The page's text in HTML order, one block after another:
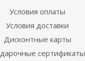
Условия оплаты
Условия доставки
Дисконтные карты
сертификаты